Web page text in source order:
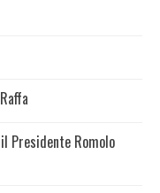
Presidente Romolo